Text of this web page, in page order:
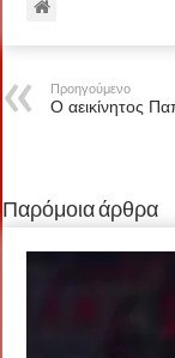
Προηγούμενο
Ο αεικίνητος
Παρόμοια άρθρα